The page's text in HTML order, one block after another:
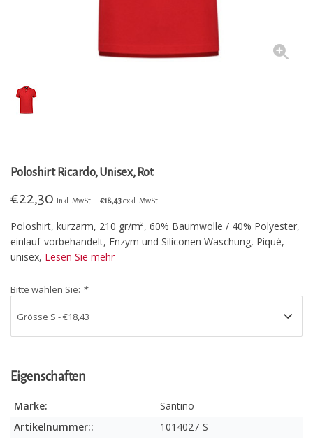
Poloshirt Ricardo, Unisex, Rot
€22,30 Inkl. MwSt. €18,43exkl. MwSt.
Poloshirt, kurzarm, 210 gr/m², 60% Baumwolle / 40% Polyester,
einlauf-vorbehandelt, Enzym und Siliconen Waschung, Piqué,
unisex, Lesen Sie mehr
Bitte wählen Sie: *
Eigenschaften
Marke:
Santino
Artikelnummer::
1014027-S